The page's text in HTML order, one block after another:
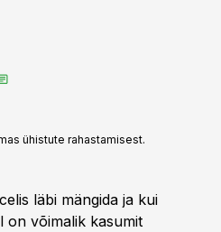
ühistute rahastamisest.
läbi mängida ja kui
on võimalik kasumit